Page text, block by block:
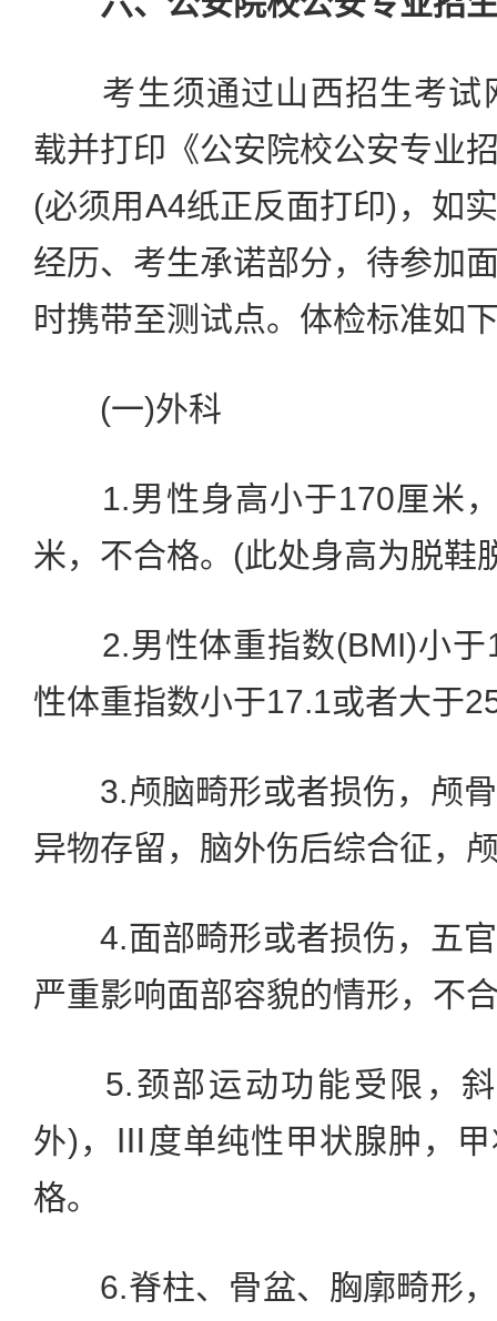
考生须通过山西招生考试
载并打印《公安院校公安专业
(必须用A4纸正反面打印)，如
经历、考生承诺部分，待参加
时携带至测试点。体检标准如
(一)外科
1.男性身高小于170厘米，
米，不合格。(此处身高为脱鞋
2.男性体重指数(BMI)小于
性体重指数小于17.1或者大于
3.颅脑畸形或者损伤，颅骨
异物存留，脑外伤后综合征，
4.面部畸形或者损伤，五官
严重影响面部容貌的情形，不
5.颈部运动功能受限，斜
外)，Ⅲ度单纯性甲状腺肿，
格。
6.脊柱、骨盆、胸廓畸形，